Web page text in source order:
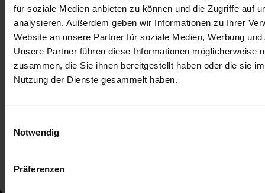
für soziale Medien anbieten zu können und die Zugriffe auf
analysieren. Außerdem geben wir Informationen zu Ihrer
Website an unsere Partner für soziale Medien, Werbung
Unsere Partner führen diese Informationen möglicherweise
zusammen, die Sie ihnen bereitgestellt haben oder die sie
Nutzung der Dienste gesammelt haben.
Notwendig
Präferenzen